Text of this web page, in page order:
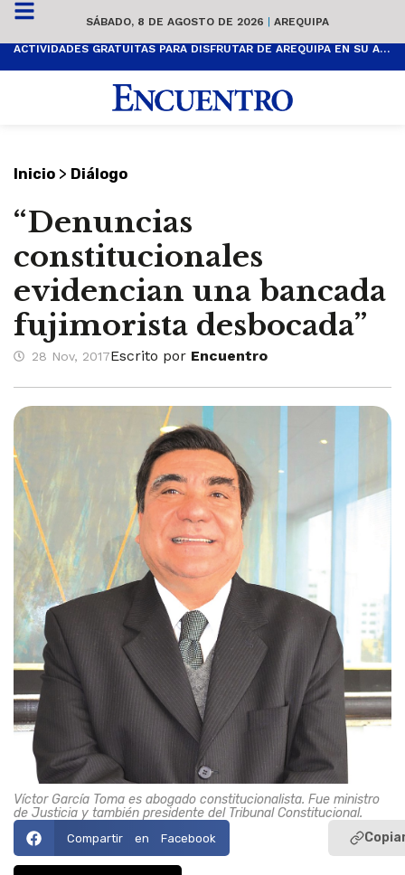
SÁBADO, 8 DE AGOSTO DE 2026 | AREQUIPA
ACTIVIDADES GRATUITAS PARA DISFRUTAR DE AREQUIPA EN SU ANIVERSARIO
Inicio > Diálogo
“Denuncias
constitucionales
evidencian una bancada
fujimorista desbocada”
28 Nov, 2017Escrito por Encuentro
Víctor García Toma es abogado constitucionalista. Fue ministro
de Justicia y también presidente del Tribunal Constitucional.
Compartir en Facebook